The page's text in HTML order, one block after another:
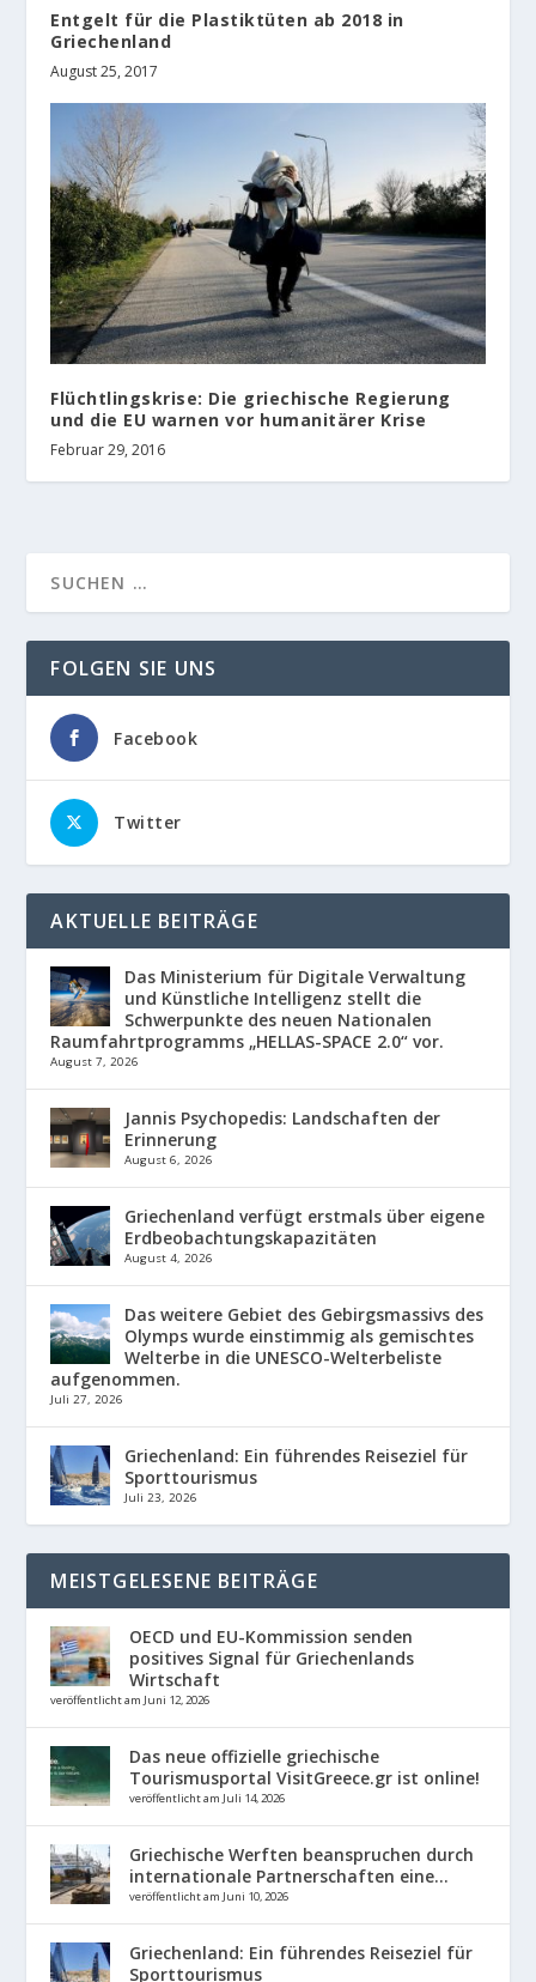
Entgelt für die Plastiktüten ab 2018 in
Griechenland
August 25, 2017
Flüchtlingskrise: Die griechische Regierung
und die EU warnen vor humanitärer Krise
Februar 29, 2016
FOLGEN SIE UNS
Facebook
Twitter
AKTUELLE BEITRÄGE
Das Ministerium für Digitale Verwaltung
und Künstliche Intelligenz stellt die
Schwerpunkte des neuen Nationalen
Raumfahrtprogramms „HELLAS-SPACE 2.0“ vor.
August 7, 2026
Jannis Psychopedis: Landschaften der
Erinnerung
August 6, 2026
Griechenland verfügt erstmals über eigene
Erdbeobachtungskapazitäten
August 4, 2026
Das weitere Gebiet des Gebirgsmassivs des
Olymps wurde einstimmig als gemischtes
Welterbe in die UNESCO-Welterbeliste
aufgenommen.
Juli 27, 2026
Griechenland: Ein führendes Reiseziel für
Sporttourismus
Juli 23, 2026
MEISTGELESENE BEITRÄGE
OECD und EU-Kommission senden
positives Signal für Griechenlands
Wirtschaft
veröffentlicht am Juni 12, 2026
Das neue offizielle griechische
Tourismusportal VisitGreece.gr ist online!
veröffentlicht am Juli 14, 2026
Griechische Werften beanspruchen durch
internationale Partnerschaften eine...
veröffentlicht am Juni 10, 2026
Griechenland: Ein führendes Reiseziel für
Sporttourismus